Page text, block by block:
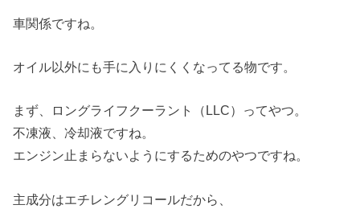
車関係ですね。
オイル以外にも手に入りにくくなってる物です。
まず、ロングライフクーラント（LLC）ってやつ。
不凍液、冷却液ですね。
エンジン止まらないようにするためのやつですね。
主成分はエチレングリコールだから、